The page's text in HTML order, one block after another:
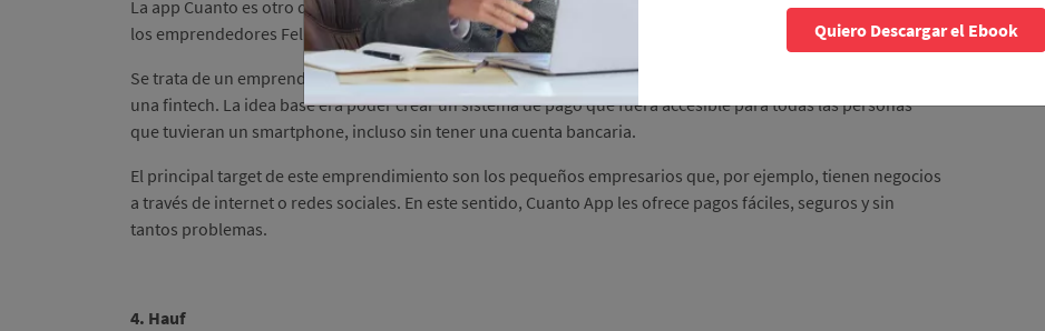
La app Cuanto es otro de las grandes startups panameñas que queremos que conozcas hoy. Fue fundada por
los emprendedores Felipe Echandi, José Ramón Varela y Jorge García en el 2018.
Se trata de un emprendimiento tecnológico que presta servicios financieros, o como mencionamos antes,
una fintech. La idea base era poder crear un sistema de pago que fuera accesible para todas las personas
que tuvieran un smartphone, incluso sin tener una cuenta bancaria.
El principal target de este emprendimiento son los pequeños empresarios que, por ejemplo, tienen negocios
a través de internet o redes sociales. En este sentido, Cuanto App les ofrece pagos fáciles, seguros y sin
tantos problemas.
4. Hauf
Quiero Descargar el Ebook